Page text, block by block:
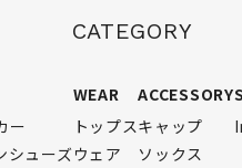
CATEGORY
ー
シューズ
WEAR
トップス
ウェア
ACCESSORY
キャップ
ソックス